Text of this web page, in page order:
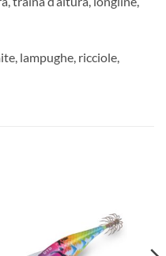
lampughe, ricciole,